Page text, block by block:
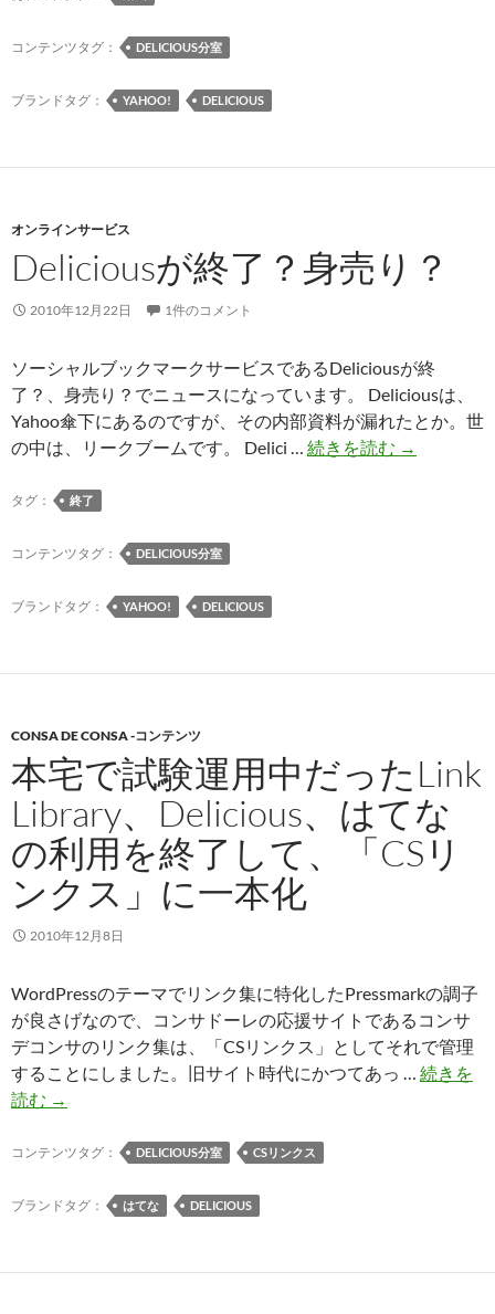
コンテンツタグ： DELICIOUS分室
ブランドタグ： YAHOO! DELICIOUS
オンラインサービス
Deliciousが終了？身売り？
2010年12月22日 1件のコメント
ソーシャルブックマークサービスであるDeliciousが終
了？、身売り？でニュースになっています。 Deliciousは、
Yahoo傘下にあるのですが、その内部資料が漏れたとか。世
の中は、リークブームです。 Delici … 続きを読む Delicious
→
タグ： 終了
コンテンツタグ： DELICIOUS分室
ブランドタグ： YAHOO! DELICIOUS
CONSA DE CONSA -コンテンツ
本宅で試験運用中だったLink
Library、Delicious、はてな
の利用を終了して、「CSリ
ンクス」に一本化
2010年12月8日
WordPressのテーマでリンク集に特化したPressmarkの調子
が良さげなので、コンサドーレの応援サイトであるコンサ
デコンサのリンク集は、「CSリンクス」としてそれで管理
することにしました。旧サイト時代にかつてあっ … 続きを
読む 本
で
験
→
コンテンツタグ： DELICIOUS分室 CSリンクス
ブランドタグ： はてな DELICIOUS